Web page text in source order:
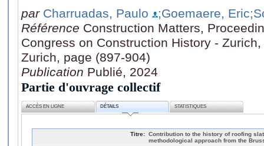
par Charruadas, Paulo ;Goemaere, Eric
Référence Construction Matters,
Congress on Construction History -
Zurich, page (897-904)
Publication Publié, 2024
Partie d'ouvrage collectif
ACCÈS EN LIGNE DÉTAILS STATISTIQUES
Titre: Contribution to the history of roofing
methodological approach from the